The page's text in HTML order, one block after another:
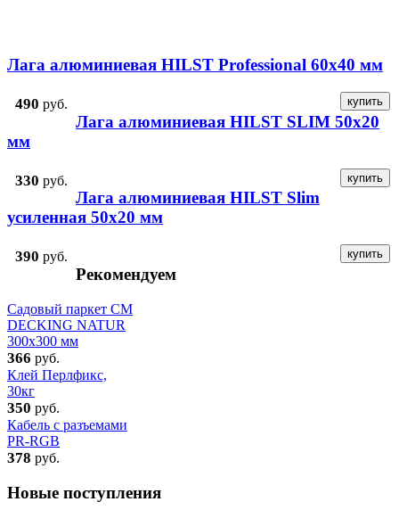
Лага алюминиевая HILST Professional 60x40 мм
490 руб.
Лага алюминиевая HILST SLIM 50x20
мм
330 руб.
Лага алюминиевая HILST Slim
усиленная 50x20 мм
390 руб.
Рекомендуем
Садовый паркет CM
DECKING NATUR
300x300 мм
366 руб.
Клей Перлфикс,
30кг
350 руб.
Кабель с разъемами
PR-RGB
378 руб.
Новые поступления